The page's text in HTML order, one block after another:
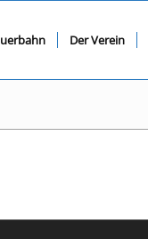
Der Verein